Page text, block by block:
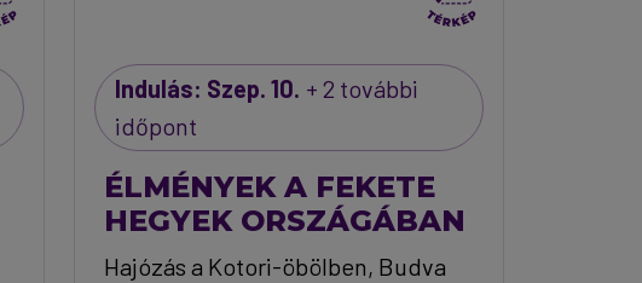
Indulás: Szep. 10. + 2 további
időpont
ÉLMÉNYEK A FEKETE
HEGYEK ORSZÁGÁBAN
Hajózás a Kotori-öbölben, Budva